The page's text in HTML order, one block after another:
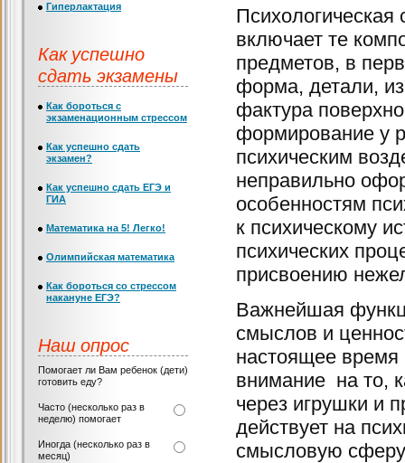
включает те
предметов, в
форма, детали,
фактура
формирование у
психическим
неправильно
особенностям
к психическому
психических
присвоению
Важнейшая
смыслов и
настоящее время
внимание на то,
через игрушки и
действует на
смысловую
Гиперлактация
Как успешно
сдать экзамены
Как бороться с
экзаменационным стрессом
Как успешно сдать
экзамен?
Как успешно сдать ЕГЭ и
ГИА
Математика на 5! Легко!
Олимпийская математика
Как бороться со стрессом
накануне ЕГЭ?
Наш опрос
Помогает ли Вам ребенок (дети)
готовить еду?
Часто (несколько раз в
неделю) помогает
Иногда (несколько раз в
месяц)